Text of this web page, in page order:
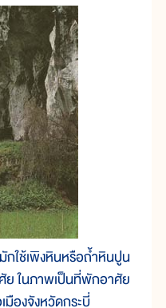
ใช้เพิงหินหรือถ้ำหินปูน
ในภาพเป็นที่พักอาศัย
มืองจังหวัดกระบี่